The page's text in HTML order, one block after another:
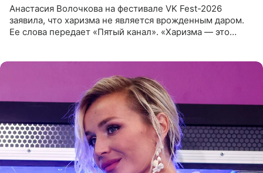
Анастасия Волочкова на фестивале VK Fest-2026
заявила, что харизма не является врожденным даром.
Ее слова передает «Пятый канал». «Харизма — это